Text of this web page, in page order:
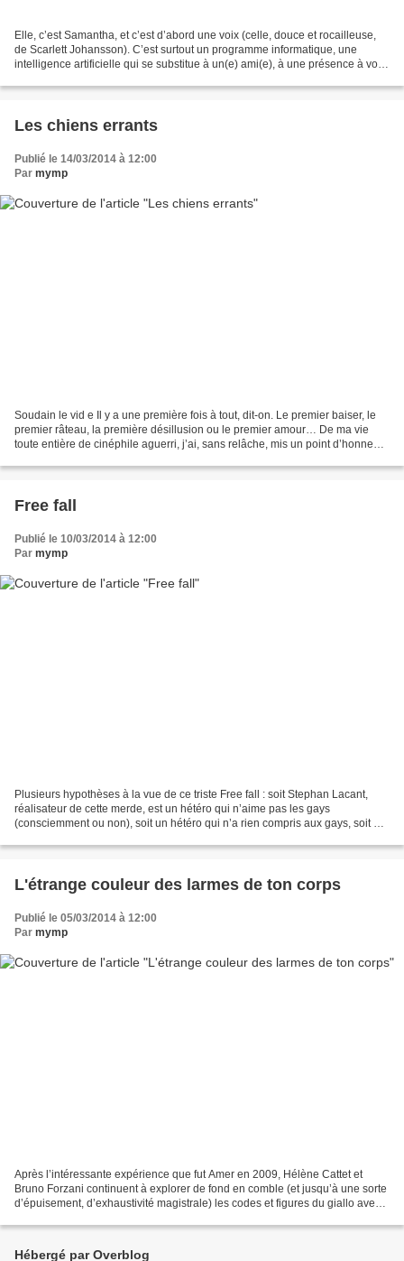
Elle, c’est Samantha, et c’est d’abord une voix (celle, douce et rocailleuse,
de Scarlett Johansson). C’est surtout un programme informatique, une
intelligence artificielle qui se substitue à un(e) ami(e), à une présence à vos
Les chiens errants
Publié le 14/03/2014 à 12:00
Par mymp
Soudain le vid e Il y a une première fois à tout, dit-on. Le premier baiser, le
premier râteau, la première désillusion ou le premier amour… De ma vie
toute entière de cinéphile aguerri, j’ai, sans relâche, mis un point d’honneur
Free fall
Publié le 10/03/2014 à 12:00
Par mymp
Plusieurs hypothèses à la vue de ce triste Free fall : soit Stephan Lacant,
réalisateur de cette merde, est un hétéro qui n’aime pas les gays
(consciemment ou non), soit un hétéro qui n’a rien compris aux gays, soit un
L'étrange couleur des larmes de ton corps
Publié le 05/03/2014 à 12:00
Par mymp
Après l’intéressante expérience que fut Amer en 2009, Hélène Cattet et
Bruno Forzani continuent à explorer de fond en comble (et jusqu’à une sorte
d’épuisement, d’exhaustivité magistrale) les codes et figures du giallo avec
Hébergé par Overblog